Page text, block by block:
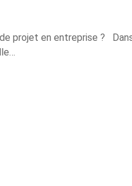
projet en entreprise ?